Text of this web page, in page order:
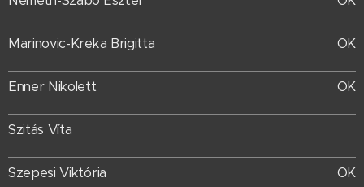
Marinovic-Kreka Brigitta OK
Enner Nikolett OK
Szitás Víta
Szepesi Viktória OK